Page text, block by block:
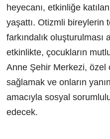
heyecanı, etkinliğe
yaşattı. Otizmli bireylerin
farkındalık oluşturulması
etkinlikte, çocukların
Anne Şehir Merkezi, özel
sağlamak ve onların
amacıyla sosyal
edecek.